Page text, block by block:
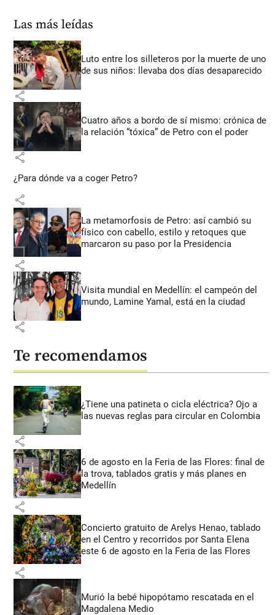
Las más leídas
Luto entre los silleteros por la muerte de uno
de sus niños: llevaba dos días desaparecido
share
Cuatro años a bordo de sí mismo: crónica de
la relación “tóxica” de Petro con el poder
share
¿Para dónde va a coger Petro?
share
La metamorfosis de Petro: así cambió su
físico con cabello, estilo y retoques que
marcaron su paso por la Presidencia
share
Visita mundial en Medellín: el campeón del
mundo, Lamine Yamal, está en la ciudad
share
Te recomendamos
¿Tiene una patineta o cicla eléctrica? Ojo a
las nuevas reglas para circular en Colombia
share
6 de agosto en la Feria de las Flores: final de
la trova, tablados gratis y más planes en
Medellín
share
Concierto gratuito de Arelys Henao, tablado
en el Centro y recorridos por Santa Elena
este 6 de agosto en la Feria de las Flores
share
Murió la bebé hipopótamo rescatada en el
Magdalena Medio